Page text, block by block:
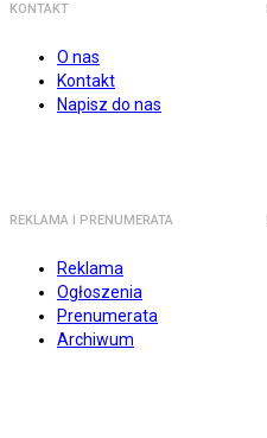
KONTAKT
O nas
Kontakt
Napisz do nas
REKLAMA I PRENUMERATA
Reklama
Ogłoszenia
Prenumerata
Archiwum